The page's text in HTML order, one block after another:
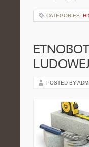
CATEGORIES:
POSTED BY